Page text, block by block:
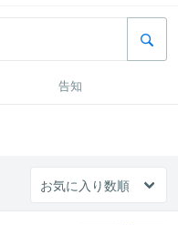
告知